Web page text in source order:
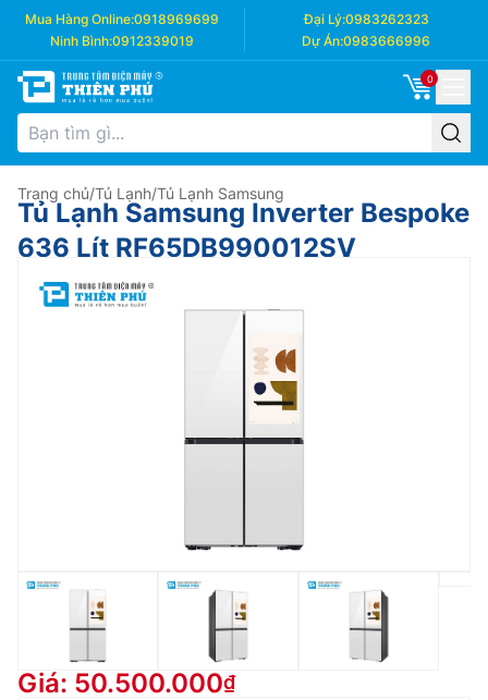
Mua Hàng Online:0918969699 Đại Lý:0983262323
Ninh Bình:0912339019 Dự Án:0983666996
0
Trang chủ/Tủ Lạnh/Tủ Lạnh Samsung
Tủ Lạnh Samsung Inverter Bespoke
636 Lít RF65DB990012SV
Giá: 50.500.000